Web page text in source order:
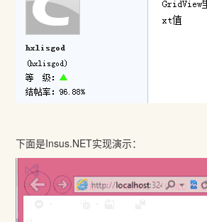
下面是Insus.NET实现演示：